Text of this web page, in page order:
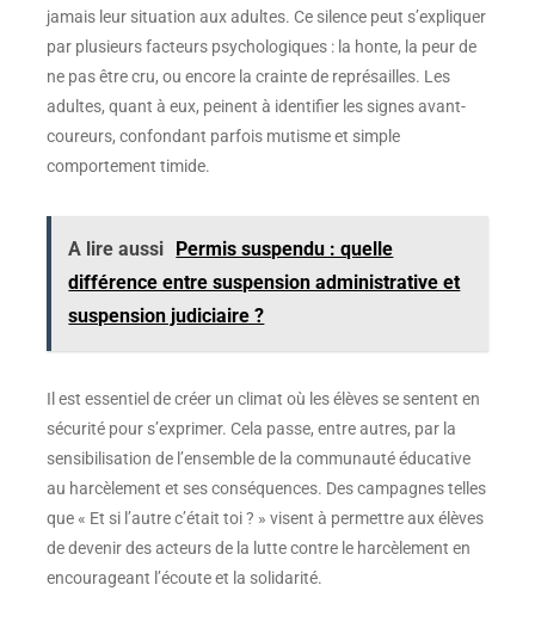
jamais leur situation aux adultes. Ce silence peut s’expliquer
par plusieurs facteurs psychologiques : la honte, la peur de
ne pas être cru, ou encore la crainte de représailles. Les
adultes, quant à eux, peinent à identifier les signes avant-
coureurs, confondant parfois mutisme et simple
comportement timide.
A lire aussi
Permis suspendu : quelle
différence entre suspension administrative et
suspension judiciaire ?
Il est essentiel de créer un climat où les élèves se sentent en
sécurité pour s’exprimer. Cela passe, entre autres, par la
sensibilisation de l’ensemble de la communauté éducative
au harcèlement et ses conséquences. Des campagnes telles
que « Et si l’autre c’était toi ? » visent à permettre aux élèves
de devenir des acteurs de la lutte contre le harcèlement en
encourageant l’écoute et la solidarité.